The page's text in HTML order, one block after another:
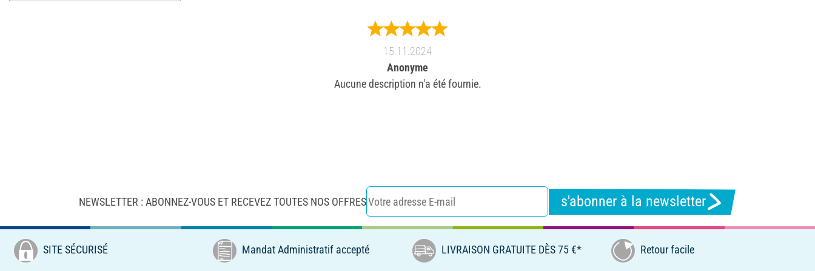
15.11.2024
Anonyme
Aucune description n'a été fournie.
NEWSLETTER : ABONNEZ-VOUS ET RECEVEZ TOUTES NOS OFFRES s'abonner à la newsletter
SITE SÉCURISÉ Mandat Administratif accepté LIVRAISON GRATUITE DÈS 75 €* Retour facile